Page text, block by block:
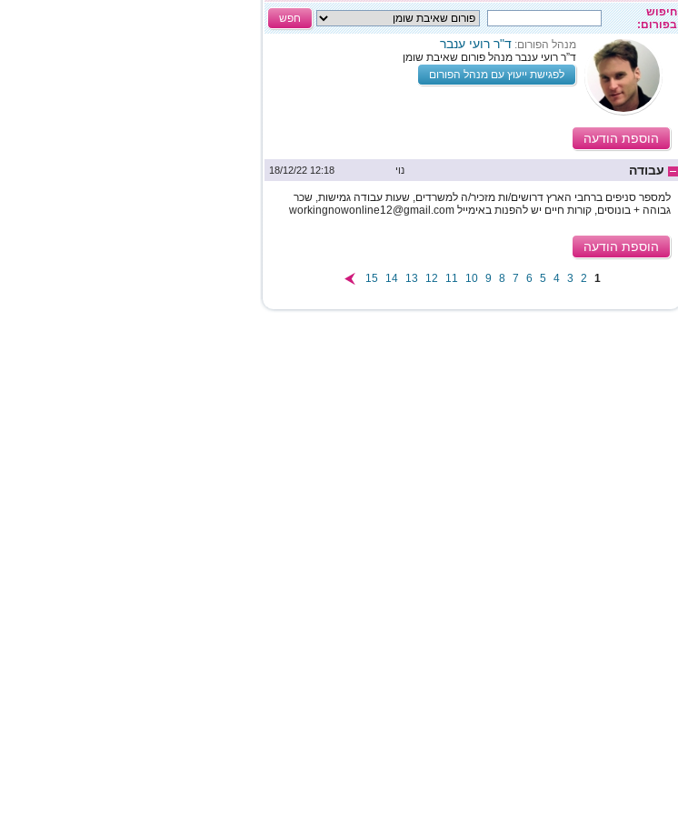
חפש
חיפוש
בפורום:
מנהל הפורום: ד"ר רועי ענבר
ד”ר רועי ענבר מנהל פורום שאיבת שומן
לפגישת ייעוץ עם מנהל הפורום
הוספת הודעה
12:18 18/12/22 נוי עבודה
למספר סניפים ברחבי הארץ דרושים/ות מזכיר/ה למשרדים, שעות עבודה גמישות, שכר
גבוהה + בונוסים, קורות חיים יש להפנות באימייל workingnowonline12@gmail.com
הוספת הודעה
1
2
3
4
5
6
7
8
9
10
11
12
13
14
15